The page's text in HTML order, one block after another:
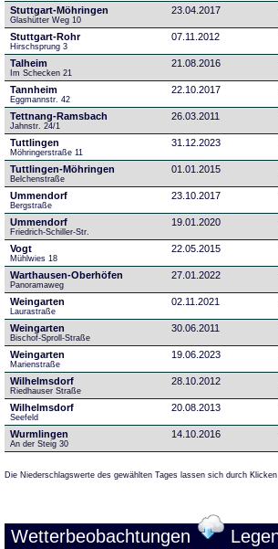
Stuttgart-Möhringen
Glashütter Weg 10
23.04.2017
Stuttgart-Rohr
Hirschsprung 3
07.11.2012
Talheim
Im Schecken 21
21.08.2016
Tannheim
Eggmannstr. 42
22.10.2017
Tettnang-Ramsbach
Jahnstr. 24/1
26.03.2011
Tuttlingen
Möhringerstraße 11
31.12.2023
Tuttlingen-Möhringen
Belchenstraße
01.01.2015
Ummendorf
Bergstraße
23.10.2017
Ummendorf
Friedrich-Schiller-Str.
19.01.2020
Vogt
Mühlwies 18
22.05.2015
Warthausen-Oberhöfen
Panoramaweg
27.01.2022
Weingarten
Laurastraße
02.11.2021
Weingarten
Bischof-Sproll-Straße
30.06.2011
Weingarten
Marienstraße
19.06.2023
Wilhelmsdorf
Riedhauser Straße
28.10.2012
Wilhelmsdorf
Seefeld
20.08.2013
Wurmlingen
An der Steig 30
14.10.2016
Die Niederschlagswerte des gewählten Tages lassen sich durch
Wetterbeobachtungen